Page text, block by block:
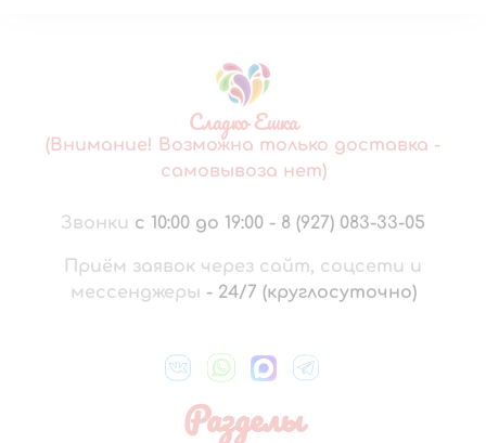
Сладко Ешка
(Внимание! Возможна только доставка -
самовывоза нет)
Звонки с 10:00 до 19:00 - 8 (927) 083-33-05
Приём заявок через сайт, соцсети и
мессенджеры - 24/7 (круглосуточно)
Разделы